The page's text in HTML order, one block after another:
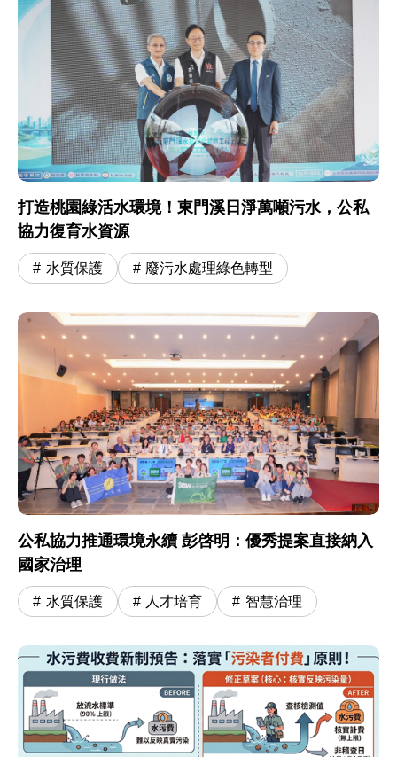
打造桃園綠活水環境！東門溪日淨萬噸污水，公私
協力復育水資源
水質保護 廢污水處理綠色轉型
公私協力推通環境永續 彭啓明：優秀提案直接納入
國家治理
水質保護 人才培育 智慧治理